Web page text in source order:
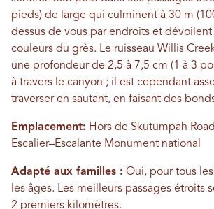
pieds) de large qui culminent à 30 m
dessus de vous par endroits et
couleurs du grès. Le ruisseau Willis
une profondeur de 2,5 à 7,5 cm (1 à 3
à travers le canyon ; il est cependant
traverser en sautant, en faisant des
Emplacement: Hors de Skutumpah
Escalier–Escalante Monument national
Adapté aux familles : Oui, pour tous
les âges. Les meilleurs passages étroits
2 premiers kilomètres.